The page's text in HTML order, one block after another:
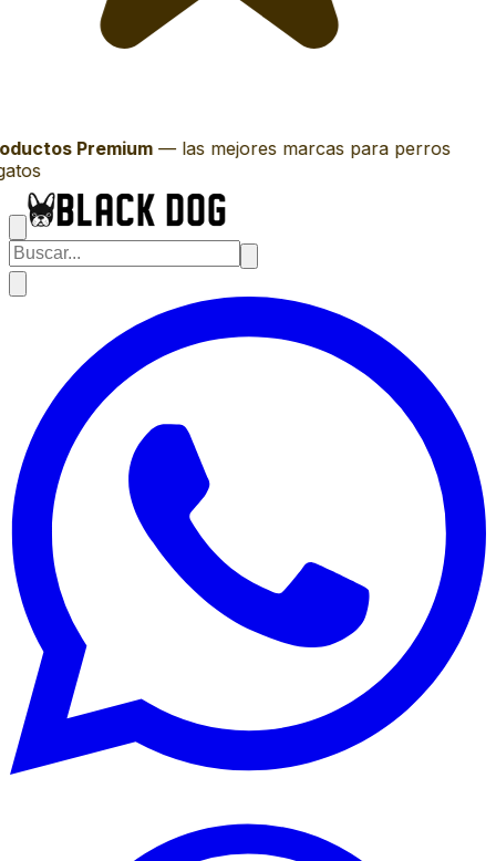
Premium—las mejores marcas para perros